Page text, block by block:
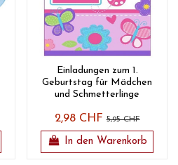
Einladungen zum 1.
Geburtstag für Mädchen
und Schmetterlinge
2,98 CHF5,95 CHF
In den Warenkorb